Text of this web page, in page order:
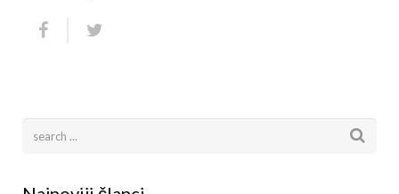
Video 2015
Video 2018
Galerija 2014
Galerija 2017
Galerija 2018